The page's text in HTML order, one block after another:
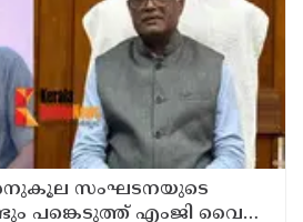
സംഘടനയുടെ
പങ്കെടുത്ത് എംജി വൈസ്